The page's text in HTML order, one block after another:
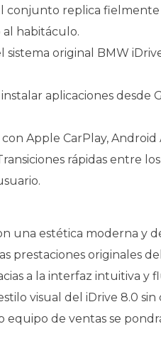
conjunto replica
habitáculo.
sistema original BMW
aplicaciones desde
Apple CarPlay,
rápidas entre
una estética moderna y
prestaciones originales
a la interfaz intuitiva y
visual del iDrive 8.0
equipo de ventas se